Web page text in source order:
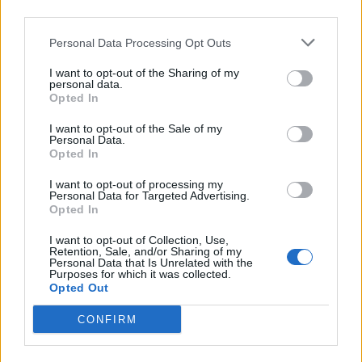
Personal Data Processing Opt Outs
I want to opt-out of the Sharing of my
personal data.
Opted In
I want to opt-out of the Sale of my
Personal Data.
Opted In
I want to opt-out of processing my
Personal Data for Targeted Advertising.
Opted In
I want to opt-out of Collection, Use,
Retention, Sale, and/or Sharing of my
Personal Data that Is Unrelated with the
Purposes for which it was collected.
Opted Out
CONFIRM
PIÙ LETTI OGGI
Il Selargius rinforza il centrocampo con
Manuel Rinino e Samuele Vacca
6 Ago 2026